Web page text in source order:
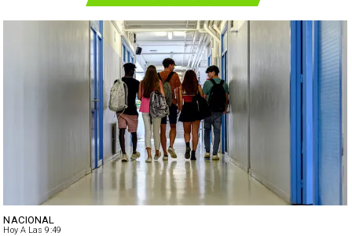
NACIONAL
Hoy A Las 9:49